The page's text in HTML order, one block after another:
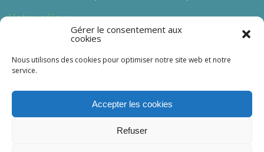
Gérer le consentement aux
cookies
Nous utilisons des cookies pour optimiser notre site web et notre
service.
Accepter les cookies
Refuser
Votre séjour
Se restaurer Commerces, artisanat
Contact-Mairie
Trévou-Tréguignec © 2026 -